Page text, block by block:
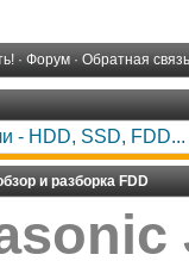
· Форум · Обратная связь
- HDD, SSD, FDD...
и разборка FDD